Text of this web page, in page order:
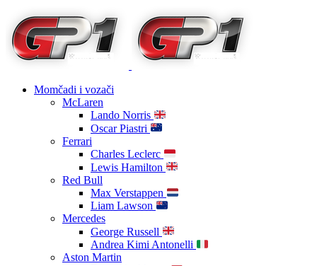
Momčadi i vozači
McLaren
Lando Norris
Oscar Piastri
Ferrari
Charles Leclerc
Lewis Hamilton
Red Bull
Max Verstappen
Liam Lawson
Mercedes
George Russell
Andrea Kimi Antonelli
Aston Martin